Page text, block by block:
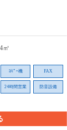
㎡
ｺﾋﾟｰ機 FAX
24時間営業 防音設備